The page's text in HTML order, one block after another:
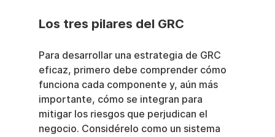
Los tres pilares del GRC
Para desarrollar una estrategia de GRC
eficaz, primero debe comprender cómo
funciona cada componente y, aún más
importante, cómo se integran para
mitigar los riesgos que perjudican el
negocio. Considérelo como un sistema